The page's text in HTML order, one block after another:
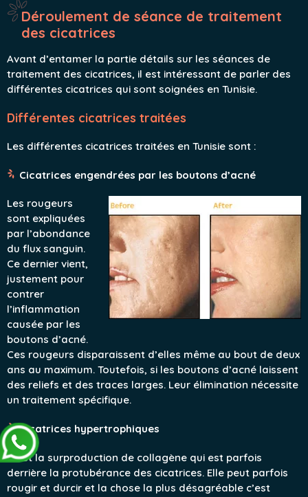
Déroulement de séance de traitement
des cicatrices
Avant d’entamer la partie détails sur les séances de
traitement des cicatrices, il est intéressant de parler des
différentes cicatrices qui sont soignées en Tunisie.
Différentes cicatrices traitées
Les différentes cicatrices traitées en Tunisie sont :
Cicatrices engendrées par les boutons d’acné
Les rougeurs
sont expliquées
par l’abondance
du flux sanguin.
Ce dernier vient,
justement pour
contrer
l’inflammation
causée par les
boutons d’acné.
Ces rougeurs disparaissent d’elles même au bout de deux
ans au maximum. Toutefois, si les boutons d’acné laissent
des reliefs et des traces larges. Leur élimination nécessite
un traitement spécifique.
Cicatrices hypertrophiques
C’est la surproduction de collagène qui est parfois
derrière la protubérance des cicatrices. Elle peut parfois
rougir et durcir et la chose la plus désagréable c’est